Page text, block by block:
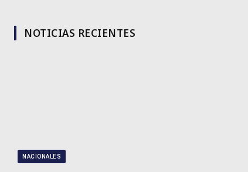
NOTICIAS RECIENTES
NACIONALES